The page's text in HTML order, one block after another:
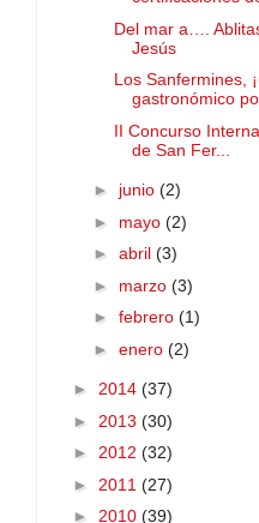
Del mar a….
Jesús
Los Sanfermines,
gastronómico
II Concurso
de San Fer...
► junio (2)
► mayo (2)
► abril (3)
► marzo (3)
► febrero (1)
► enero (2)
► 2014 (37)
► 2013 (30)
► 2012 (32)
► 2011 (27)
► 2010 (39)